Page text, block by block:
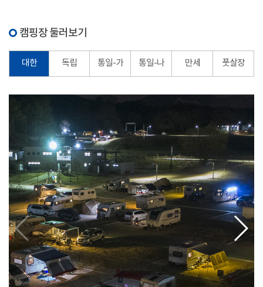
캠핑장 둘러보기
대한 독립 통일-가 통일-나 만세 풋살장